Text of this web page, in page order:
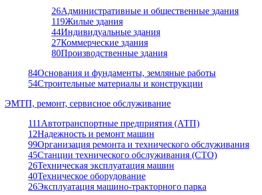
26Административные и общественные здания
119Жилые здания
44Индивидуальные здания
27Коммерческие здания
80Производственные здания
84Основания и фундаменты, земляные работы
54Строительные материалы и конструкции
ЭМТП, ремонт, сервисное обслуживание
111 Автотранспортные предприятия (АТП)
12Надежность и ремонт машин
99Организация ремонта и технического обслуживания
45Станции технического обслуживания (СТО)
26Техническая эксплуатация машин
40Техническое оборудование
26Эксплуатация машино-тракторного парка